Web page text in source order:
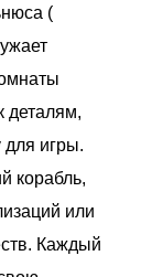
(
для игры.
корабль,
или
Каждый